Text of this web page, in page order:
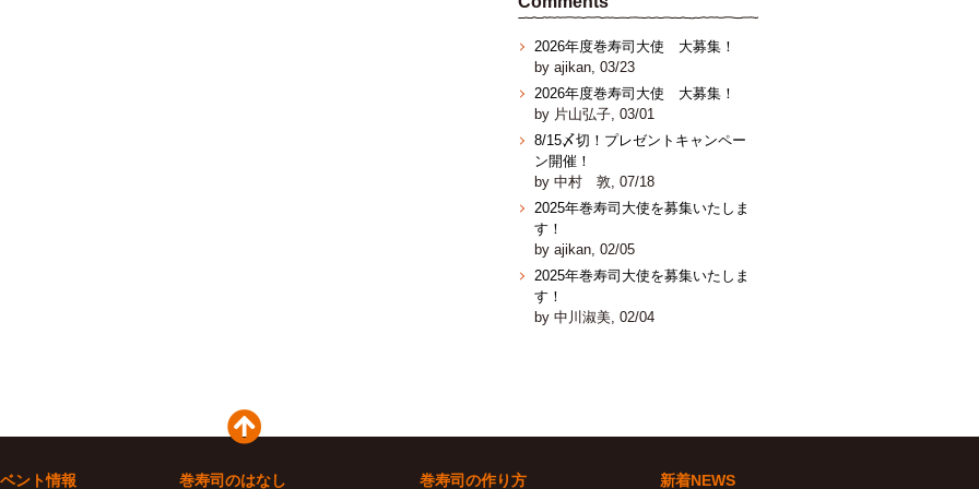
2026年度巻寿司大使 大募集！
by ajikan, 03/23
2026年度巻寿司大使 大募集！
by 片山弘子, 03/01
8/15〆切！プレゼントキャンペー
ン開催！
by 中村 敦, 07/18
2025年巻寿司大使を募集いたしま
す！
by ajikan, 02/05
2025年巻寿司大使を募集いたしま
す！
by 中川淑美, 02/04
ント情報 巻寿司のはなし 巻寿司の作り方 新着NEWS